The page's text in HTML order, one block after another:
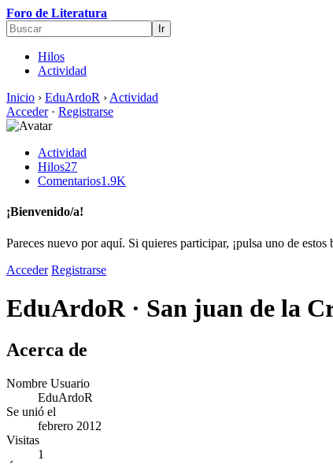
Foro de Literatura
Hilos
Actividad
Inicio › EduArdoR › Actividad
Acceder · Registrarse
Actividad
Hilos27
Comentarios1.9K
¡Bienvenido/a!
Pareces nuevo por aquí. Si quieres participar, ¡pulsa uno de estos
Acceder Registrarse
EduArdoR · San juan de la
Acerca de
Nombre Usuario
EduArdoR
Se unió el
febrero 2012
Visitas
1